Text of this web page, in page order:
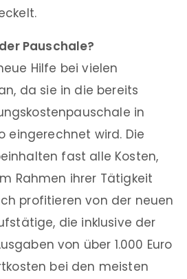
Pauschale?
Hilfe bei vielen
da sie in die bereits
in
eingerechnet wird. Die
fast alle Kosten,
Rahmen ihrer Tätigkeit
profitieren von der neuen
die inklusive der
von über 1.000 Euro
bei den meisten